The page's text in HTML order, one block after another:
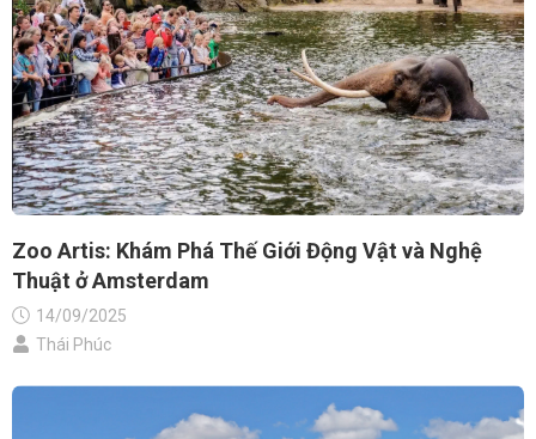
Zoo Artis: Khám Phá Thế Giới Động Vật và Nghệ
Thuật ở Amsterdam
14/09/2025
Thái Phúc